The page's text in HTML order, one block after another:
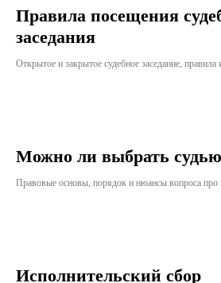
Правила посещения
заседания
Открытое и закрытое судебное заседание, правила
Можно ли выбрать
Правовые основы, порядок и нюансы вопроса про
Исполнительский сбор